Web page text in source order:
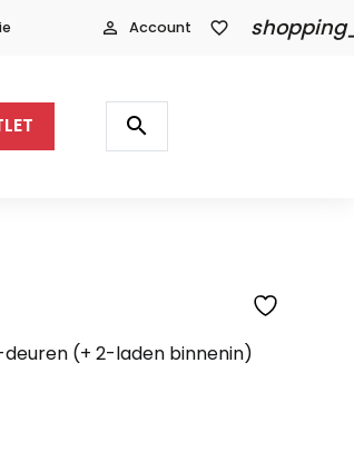
person_outline Account favorite_border
Producten
zoeken
search
deuren (+ 2-laden binnenin)